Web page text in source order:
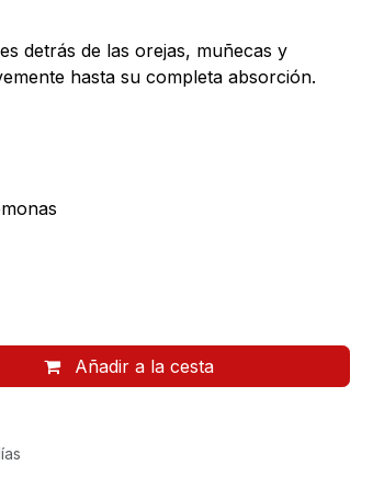
detrás de las orejas, muñecas y
hasta su completa absorción.
Añadir a la cesta